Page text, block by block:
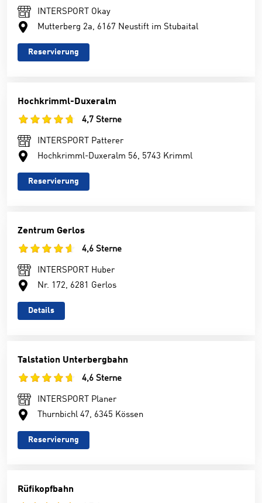
INTERSPORT Okay
Mutterberg 2a, 6167 Neustift im Stubaital
Reservierung
Hochkrimml-Duxeralm
4,7 Sterne
INTERSPORT Patterer
Hochkrimml-Duxeralm 56, 5743 Krimml
Reservierung
Zentrum Gerlos
4,6 Sterne
INTERSPORT Huber
Nr. 172, 6281 Gerlos
Details
Talstation Unterbergbahn
4,6 Sterne
INTERSPORT Planer
Thurnbichl 47, 6345 Kössen
Reservierung
Rüfikopfbahn